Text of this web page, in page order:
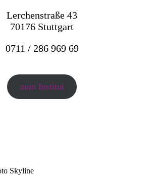
Lerchenstraße 43
70176 Stuttgart
0711 / 286 969 69
zum Institut